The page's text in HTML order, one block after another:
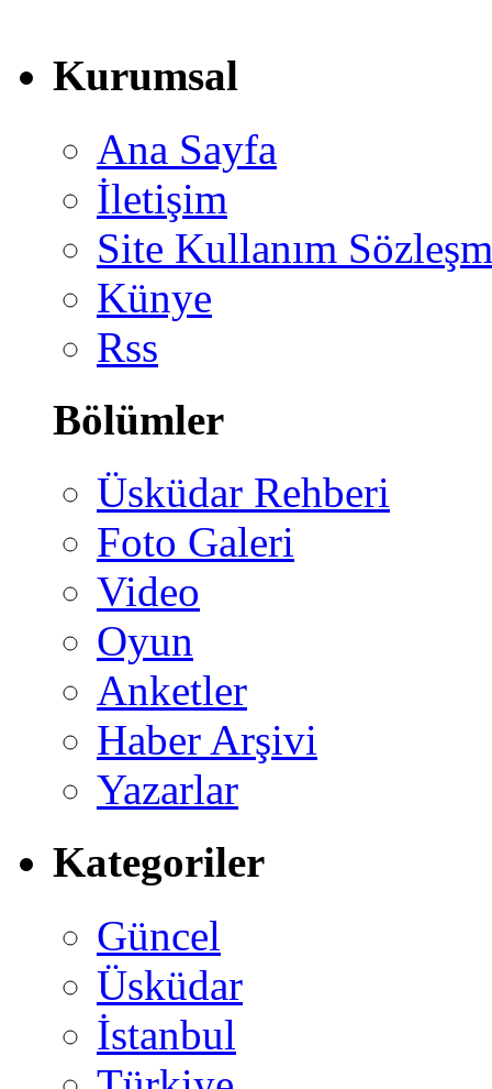
Kurumsal
Ana Sayfa
İletişim
Site Kullanım
Künye
Rss
Bölümler
Üsküdar Rehberi
Foto Galeri
Video
Oyun
Anketler
Haber Arşivi
Yazarlar
Kategoriler
Güncel
Üsküdar
İstanbul